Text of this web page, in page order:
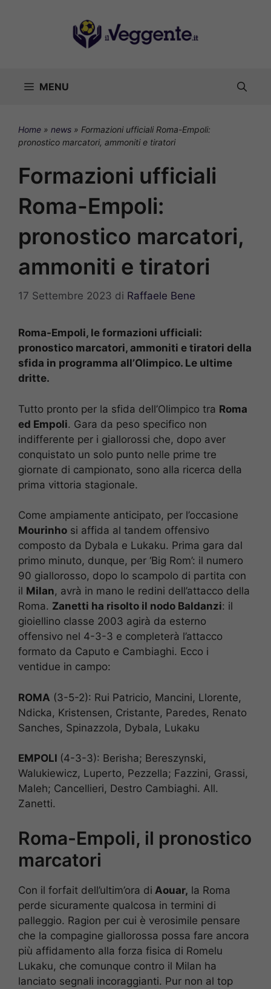
MENU
Home » news » Formazioni ufficiali Roma-Empoli:
pronostico marcatori, ammoniti e tiratori
Formazioni ufficiali
Roma-Empoli:
pronostico marcatori,
ammoniti e tiratori
17 Settembre 2023 di Raffaele Bene
Roma-Empoli, le formazioni ufficiali:
pronostico marcatori, ammoniti e tiratori della
sfida in programma all’Olimpico. Le ultime
dritte.
Tutto pronto per la sfida dell’Olimpico tra Roma
ed Empoli. Gara da peso specifico non
indifferente per i giallorossi che, dopo aver
conquistato un solo punto nelle prime tre
giornate di campionato, sono alla ricerca della
prima vittoria stagionale.
Come ampiamente anticipato, per l’occasione
Mourinho si affida al tandem offensivo
composto da Dybala e Lukaku. Prima gara dal
primo minuto, dunque, per ‘Big Rom’: il numero
90 giallorosso, dopo lo scampolo di partita con
il Milan, avrà in mano le redini dell’attacco della
Roma. Zanetti ha risolto il nodo Baldanzi: il
gioiellino classe 2003 agirà da esterno
offensivo nel 4-3-3 e completerà l’attacco
formato da Caputo e Cambiaghi. Ecco i
ventidue in campo:
ROMA (3-5-2): Rui Patricio, Mancini, Llorente,
Ndicka, Kristensen, Cristante, Paredes, Renato
Sanches, Spinazzola, Dybala, Lukaku
EMPOLI (4-3-3): Berisha; Bereszynski,
Walukiewicz, Luperto, Pezzella; Fazzini, Grassi,
Maleh; Cancellieri, Destro Cambiaghi. All.
Zanetti.
Roma-Empoli, il pronostico
marcatori
Con il forfait dell’ultim’ora di Aouar, la Roma
perde sicuramente qualcosa in termini di
palleggio. Ragion per cui è verosimile pensare
che la compagine giallorossa possa fare ancora
più affidamento alla forza fisica di Romelu
Lukaku, che comunque contro il Milan ha
lanciato segnali incoraggianti. Pur non al top